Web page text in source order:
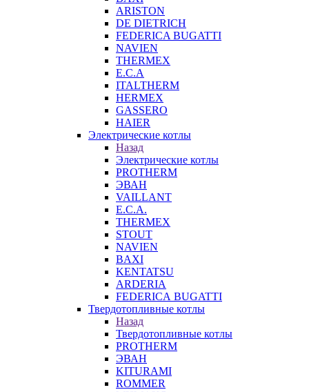
ARISTON
DE DIETRICH
FEDERICA BUGATTI
NAVIEN
THERMEX
E.C.A
ITALTHERM
HERMEX
GASSERO
HAIER
Электрические котлы
Назад
Электрические котлы
PROTHERM
ЭВАН
VAILLANT
E.C.A.
THERMEX
STOUT
NAVIEN
BAXI
KENTATSU
ARDERIA
FEDERICА BUGATTI
Твердотопливные котлы
Назад
Твердотопливные котлы
PROTHERM
ЭВАН
KITURAMI
ROMMER